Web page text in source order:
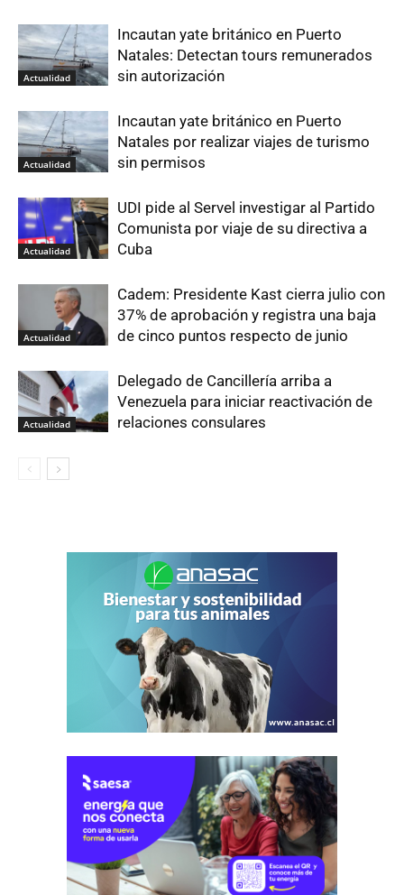
Actualidad
Incautan yate británico en Puerto
Natales: Detectan tours remunerados
sin autorización
Actualidad
Incautan yate británico en Puerto
Natales por realizar viajes de turismo
sin permisos
Actualidad
UDI pide al Servel investigar al Partido
Comunista por viaje de su directiva a
Cuba
Actualidad
Cadem: Presidente Kast cierra julio con
37% de aprobación y registra una baja
de cinco puntos respecto de junio
Actualidad
Delegado de Cancillería arriba a
Venezuela para iniciar reactivación de
relaciones consulares